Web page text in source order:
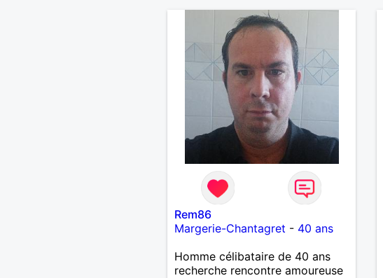
plaisir de faire connaissance.
Rem86
Margerie-Chantagret - 40 ans
Homme célibataire de 40 ans
recherche rencontre amoureuse